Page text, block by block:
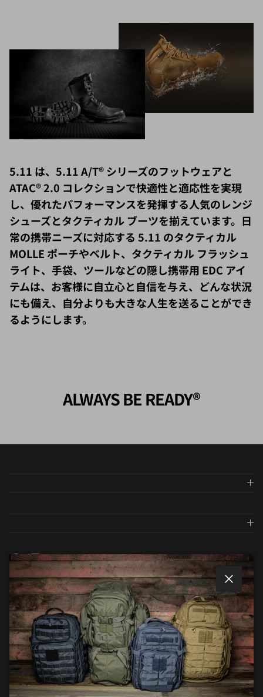
ATAC® 2.0 コレクションで快適性と適応性を実現
し、優れたパフォーマンスを発揮する人気のレンジ
シューズとタクティカル ブーツを揃えています。日
常の携帯ニーズに対応する 5.11 のタクティカル
MOLLE ポーチやベルト、タクティカル フラッシュ
ライト、手袋、ツールなどの隠し携帯用 EDC アイ
テムは、お客様に自立心と自信を与え、どんな状況
にも備え、自分よりも大きな人生を送ることができ
るようにします。
ALWAYS BE READY®
Facebook
Instagram
Twitter
メールマガジンに登録しましょう
メールマガジンでは、入荷や商品紹介のお知らせ等
が一早く届きます。
閉じる